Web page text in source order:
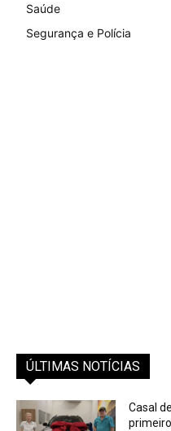
Saúde
Segurança e Polícia
ÚLTIMAS NOTÍCIAS
Casal